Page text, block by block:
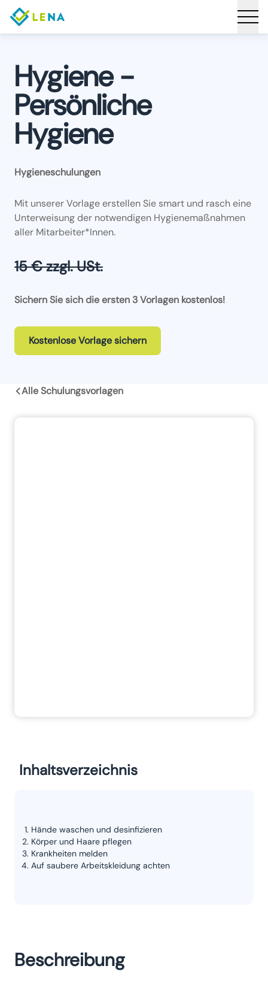
Hygiene -
Persönliche
Hygiene
Hygieneschulungen
Mit unserer Vorlage erstellen Sie smart und rasch eine
Unterweisung der notwendigen Hygienemaßnahmen
aller Mitarbeiter*Innen.
15 € zzgl. USt.
Sichern Sie sich die ersten 3 Vorlagen kostenlos!
Kostenlose Vorlage sichern
Alle Schulungsvorlagen
Inhaltsverzeichnis
Hände waschen und desinfizieren
Körper und Haare pflegen
Krankheiten melden
Auf saubere Arbeitskleidung achten
Beschreibung